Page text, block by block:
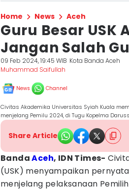
Home News Aceh
Guru Besar USK
Jangan Salah
09 Feb 2024, 19:45 WIB Kota Banda Aceh
Muhammad Saifullah
News Channel
Civitas Akademika Universitas Syiah Kuala
menjelang Pemilu 2024, di Tugu Kopelma
Share Article
BandaAceh, IDN Times-
(USK) menyampaikan
menjelang pelaksanaan